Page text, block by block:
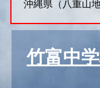
沖縄県（八重山
竹富中